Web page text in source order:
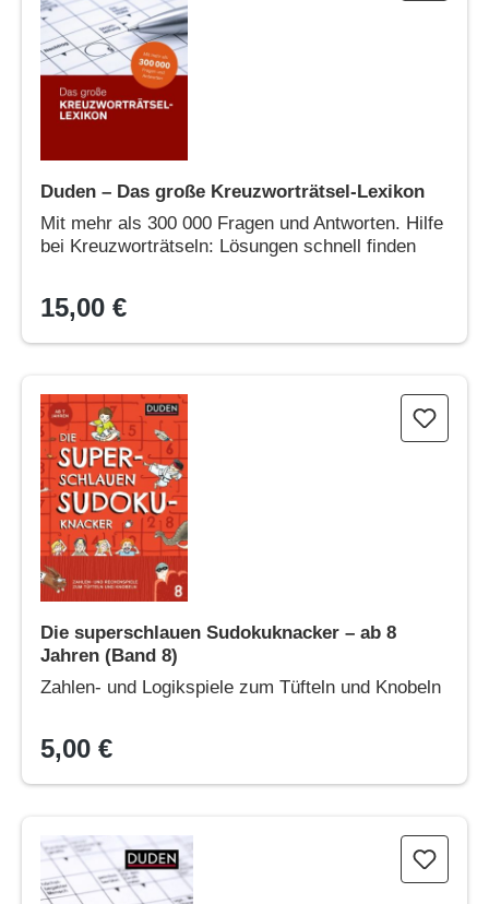
Duden – Das große Kreuzworträtsel-Lexikon
Mit mehr als 300 000 Fragen und Antworten. Hilfe
bei Kreuzworträtseln: Lösungen schnell finden
15,00 €
Die superschlauen Sudokuknacker – ab 8 Jahren (Band 8)
Die superschlauen Sudokuknacker – ab 8
Jahren (Band 8)
Zahlen- und Logikspiele zum Tüfteln und Knobeln
5,00 €
Duden – Das kleine Kreuzworträtsel-Lexikon